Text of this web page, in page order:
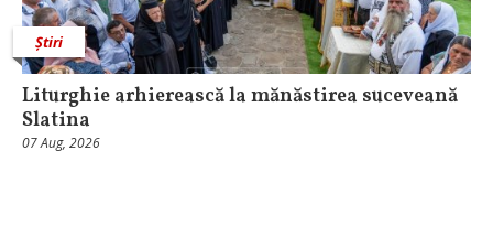
Știri
Liturghie arhierească la mănăstirea suceveană
Slatina
07 Aug, 2026